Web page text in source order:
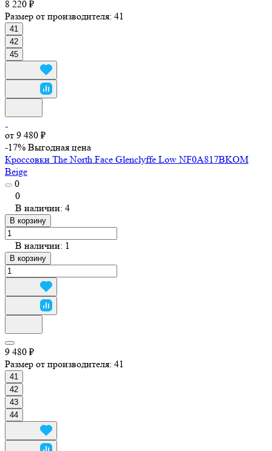
8 220 ₽
Размер от производителя: 41
41
42
45
от 9 480 ₽
-17% Выгодная цена
Кроссовки The North Face Glenclyffe Low NF0A817BKOM
Beige
0
0
В наличии: 4
В корзину
В наличии: 1
В корзину
9 480 ₽
Размер от производителя: 41
41
42
43
44